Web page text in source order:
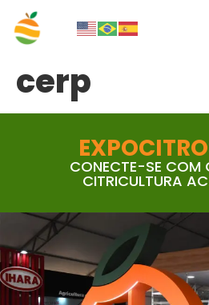
cerp
CONECTE-SE COM
CITRICULTURA